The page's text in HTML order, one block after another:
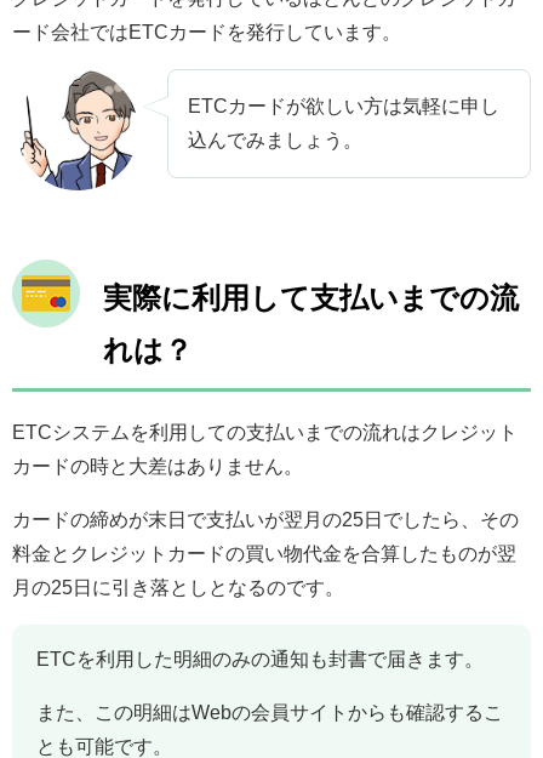
ード会社ではETCカードを発行しています。
ETCカードが欲しい方は気軽に申し
込んでみましょう。
実際に利用して支払いまでの流
れは？
ETCシステムを利用しての支払いまでの流れはクレジット
カードの時と大差はありません。
カードの締めが末日で支払いが翌月の25日でしたら、その
料金とクレジットカードの買い物代金を合算したものが翌
月の25日に引き落としとなるのです。
ETCを利用した明細のみの通知も封書で届きます。
また、この明細はWebの会員サイトからも確認するこ
とも可能です。